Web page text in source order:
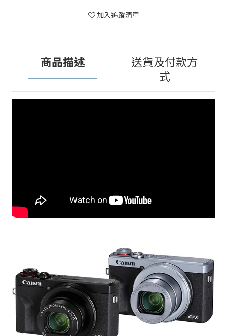
加入追蹤清單
商品描述
送貨及付款方
式